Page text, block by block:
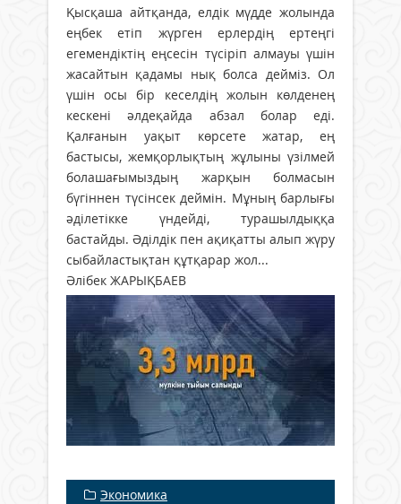
Қысқаша айтқанда, елдік мүдде жолында
еңбек етіп жүрген ерлердің ертеңгі
егемендіктің еңсесін түсіріп алмауы үшін
жасайтын қадамы нық болса дейміз. Ол
үшін осы бір кеселдің жолын көлденең
кескені әлдеқайда абзал болар еді.
Қалғанын уақыт көрсете жатар, ең
бастысы, жемқорлықтың жұлыны үзілмей
болашағымыздың жарқын болмасын
бүгіннен түсінсек деймін. Мұның барлығы
әділетікке үндейді, турашылдыққа
бастайды. Әділдік пен ақиқатты алып жүру
сыбайластықтан құтқарар жол...
Әлібек ЖАРЫҚБАЕВ
Экономика